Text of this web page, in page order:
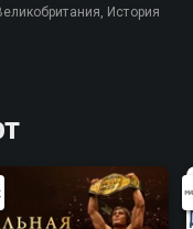
История